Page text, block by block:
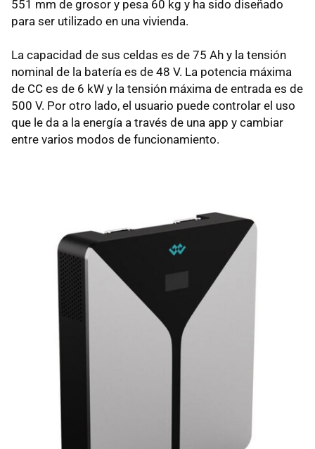
551 mm de grosor y pesa 60 kg y ha sido diseñado
para ser utilizado en una vivienda.
La capacidad de sus celdas es de 75 Ah y la tensión
nominal de la batería es de 48 V. La potencia máxima
de CC es de 6 kW y la tensión máxima de entrada es de
500 V. Por otro lado, el usuario puede controlar el uso
que le da a la energía a través de una app y cambiar
entre varios modos de funcionamiento.